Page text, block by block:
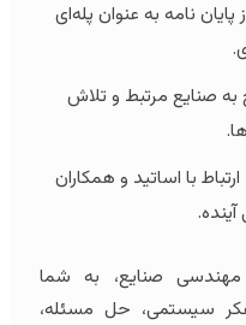
نامه به عنوان پله‌ای
مرتبط و تلاش
اساتید و همکاران
صنایع، به شما
حل مسئله،